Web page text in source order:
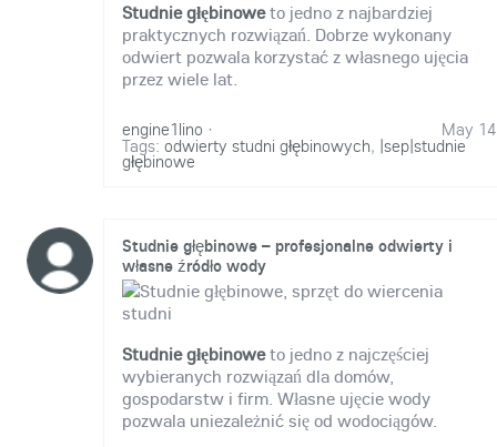
Studnie głębinoweto jedno z najbardziej
praktycznych rozwiązań. Dobrze wykonany
odwiert pozwala korzystać z własnego ujęcia
przez wiele lat.
engine1lino May 14
·
Tags: odwierty studni głębinowych, |sep|studnie
głębinowe
Studnie głębinowe – profesjonalne odwierty i
własne źródło wody
Studnie głębinoweto jedno z najczęściej
wybieranych rozwiązań dla domów,
gospodarstw i firm. Własne ujęcie wody
pozwala uniezależnić się od wodociągów.